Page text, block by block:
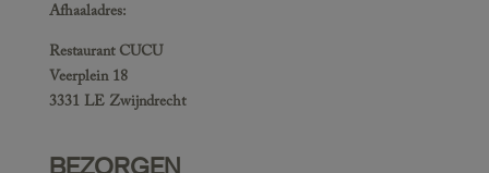
Afhaaladres:
Restaurant CUCU
Veerplein 18
3331 LE Zwijndrecht
BEZORGEN